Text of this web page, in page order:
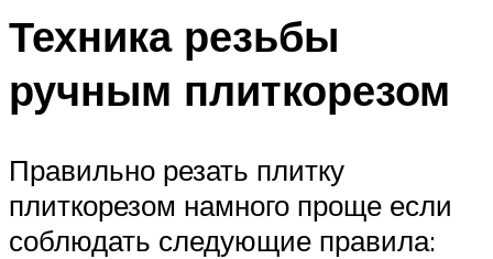
Техника резьбы
ручным плиткорезом
Правильно резать плитку
плиткорезом намного проще если
соблюдать следующие правила: